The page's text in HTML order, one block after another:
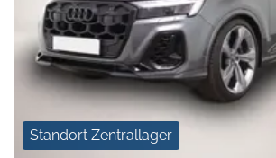
Standort Zentrallager